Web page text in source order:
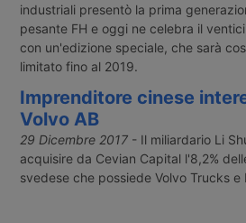
industriali presentò la prima
pesante FH e oggi ne celebra il
con un'edizione speciale, che sarà
limitato fino al 2019.
Imprenditore cinese
Volvo AB
29 Dicembre 2017- Il miliardario Li
acquisire da Cevian Capital l'8,2%
svedese che possiede Volvo Trucks e